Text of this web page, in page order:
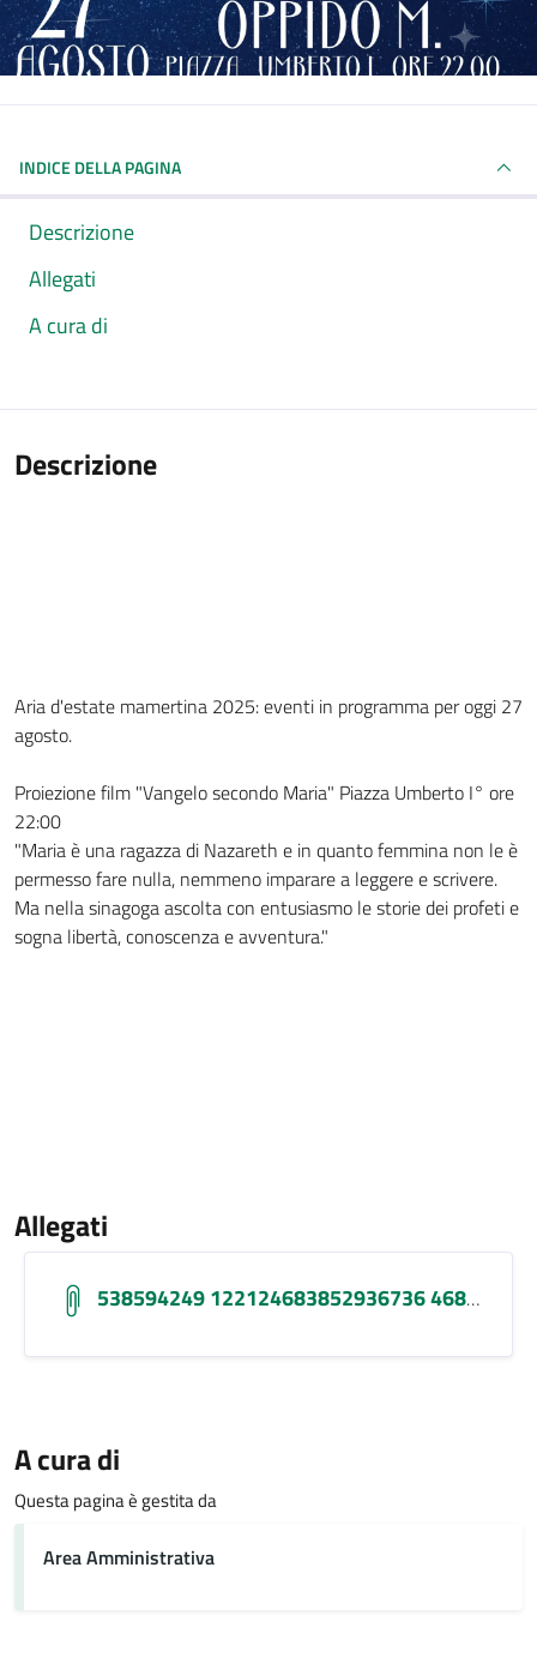
INDICE DELLA PAGINA
Descrizione
Allegati
A cura di
Descrizione
Aria d'estate mamertina 2025: eventi in programma per oggi 27
agosto.
Proiezione film "Vangelo secondo Maria" Piazza Umberto I° ore
22:00
"Maria è una ragazza di Nazareth e in quanto femmina non le è
permesso fare nulla, nemmeno imparare a leggere e scrivere.
Ma nella sinagoga ascolta con entusiasmo le storie dei profeti e
sogna libertà, conoscenza e avventura."
Allegati
538594249 122124683852936736 4688940078654878883 N
A cura di
Questa pagina è gestita da
Area Amministrativa